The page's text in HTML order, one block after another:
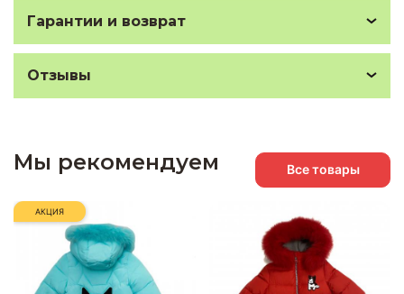
Гарантии и возврат
Отзывы
Мы рекомендуем Все товары
АКЦИЯ